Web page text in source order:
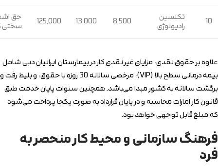
10 تکنسین
رادیولوژی 8,500
13,000
125,000 حق
سختی
علاوه بر حقوق نقدی، مزایای غیر نقدی کار در بیمارستان ایرانیان دبی شامل
بیمه درمانی سطح بالا (VIP)، مرخصی سالانه 30 روزه با حقوق، و بلیط رفت و
برگشت سالانه به کشور مبدا می‌باشد. همچنین سنوات پایان خدمت طبق
قانون کار امارات محاسبه و در پایان قرارداد به صورت یکجا پرداخت می‌شود
که مبلغ قابل توجهی خواهد بود.
فرهنگ سازمانی و محیط کار منحصر به
فرد